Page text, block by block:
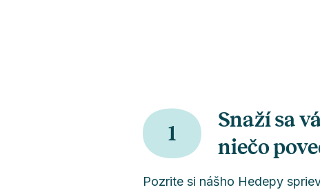
1
Snaží sa
niečo
Pozrite si nášho Hedepy